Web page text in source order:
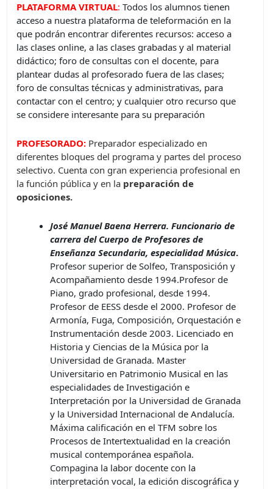
PLATAFORMA VIRTUAL:Todos los alumnos tienen
acceso a nuestra plataforma de teleformación en la
que podrán encontrar diferentes recursos: acceso a
las clases online, a las clases grabadas y al material
didáctico; foro de consultas con el docente, para
plantear dudas al profesorado fuera de las clases;
foro de consultas técnicas y administrativas, para
contactar con el centro; y cualquier otro recurso que
se considere interesante para su preparación
PROFESORADO: Preparador especializado en
diferentes bloques del programa y partes del proceso
selectivo. Cuenta con gran experiencia profesional en
la función pública y en la preparación de
oposiciones.
José Manuel Baena Herrera. Funcionario de
carrera del Cuerpo de Profesores de
Enseñanza Secundaria, especialidad Música.
Profesor superior de Solfeo, Transposición y
Acompañamiento desde 1994.Profesor de
Piano, grado profesional, desde 1994.
Profesor de EESS desde el 2000. Profesor de
Armonía, Fuga, Composición, Orquestación e
Instrumentación desde 2003. Licenciado en
Historia y Ciencias de la Música por la
Universidad de Granada. Master
Universitario en Patrimonio Musical en las
especialidades de Investigación e
Interpretación por la Universidad de Granada
y la Universidad Internacional de Andalucía.
Máxima calificación en el TFM sobre los
Procesos de Intertextualidad en la creación
musical contemporánea española.
Compagina la labor docente con la
interpretación vocal, la edición discográfica y